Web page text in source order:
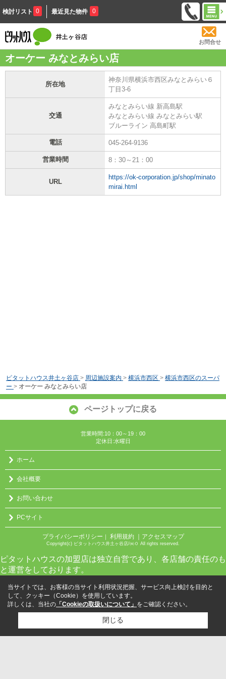
検討リスト 0 最近見た物件 0
お問合せ
オーケー みなとみらい店
所在地
神奈川県横浜市西区みなとみらい６
丁目3-6
交通
みなとみらい線 新高島駅
みなとみらい線 みなとみらい駅
ブルーライン 高島町駅
電話 045-264-9136
営業時間 8：30～21：00
URL
https://ok-corporation.jp/shop/minato
mirai.html
ピタットハウス井土ヶ谷店 > 周辺施設案内 > 横浜市西区 > 横浜市西区のスーパ
ー > オーケー みなとみらい店
ページトップに戻る
営業時間:10：00～19：00
定休日:水曜日
ホーム
会社概要
お問い合わせ
PCサイト
プライバシーポリシー ｜ 利用規約 ｜アクセスマップ
Copyright(c) ピタットハウス井土ヶ谷店/㈱０ All rights reserved.
ピタットハウスの加盟店は独立自営であり、各店舗の責任のも
と運営をしております。
当サイトでは、お客様の当サイト利用状況把握、サービス向上検討を目的と
して、クッキー（Cookie）を使用しています。
詳しくは、当社の 「Cookieの取扱いについて」 をご確認ください。
閉じる